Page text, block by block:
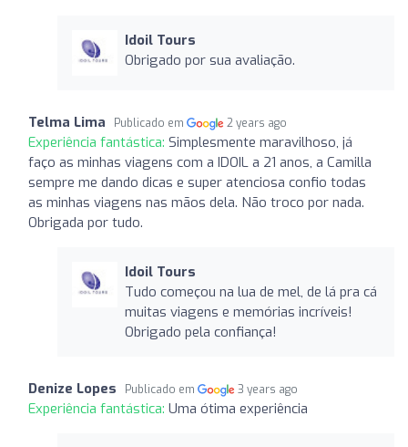
Idoil Tours
Obrigado por sua avaliação.
Telma Lima Publicado em 2 years ago
Experiência fantástica: Simplesmente maravilhoso, já
faço as minhas viagens com a IDOIL a 21 anos, a Camilla
sempre me dando dicas e super atenciosa confio todas
as minhas viagens nas mãos dela. Não troco por nada.
Obrigada por tudo.
Idoil Tours
Tudo começou na lua de mel, de lá pra cá
muitas viagens e memórias incríveis!
Obrigado pela confiança!
Denize Lopes Publicado em 3 years ago
Experiência fantástica: Uma ótima experiência